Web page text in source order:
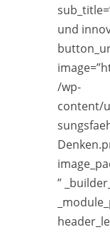
und
/wp-
content/
”